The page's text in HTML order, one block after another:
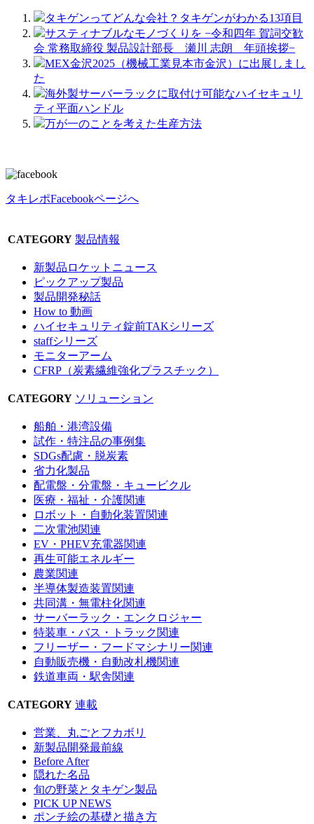
タキゲンってどんな会社？タキゲンがわかる13項目
サスティナブルなモノづくりを −令和四年 賀詞交歓
会 常務取締役 製品設計部長 瀬川 志朗 年頭挨拶−
MEX金沢2025（機械工業見本市金沢）に出展しまし
た
海外製サーバーラックに取付け可能なハイセキュリ
ティ平面ハンドル
万が一のことを考えた生産方法
タキレポFacebookページへ
CATEGORY 製品情報
新製品ロケットニュース
ピックアップ製品
製品開発秘話
How to 動画
ハイセキュリティ錠前TAKシリーズ
staffシリーズ
モニターアーム
CFRP（炭素繊維強化プラスチック）
CATEGORY ソリューション
船舶・港湾設備
試作・特注品の事例集
SDGs配慮・脱炭素
省力化製品
配電盤・分電盤・キュービクル
医療・福祉・介護関連
ロボット・自動化装置関連
二次電池関連
EV・PHEV充電器関連
再生可能エネルギー
農業関連
半導体製造装置関連
共同溝・無電柱化関連
サーバーラック・エンクロジャー
特装車・バス・トラック関連
フリーザー・フードマシナリー関連
自動販売機・自動改札機関連
鉄道車両・駅舎関連
CATEGORY 連載
営業、丸ごとフカボリ
新製品開発最前線
Before After
隠れた名品
旬の野菜とタキゲン製品
PICK UP NEWS
ポンチ絵の基礎と描き方